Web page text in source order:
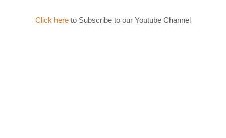
Click here to Subscribe to our Youtube Channel